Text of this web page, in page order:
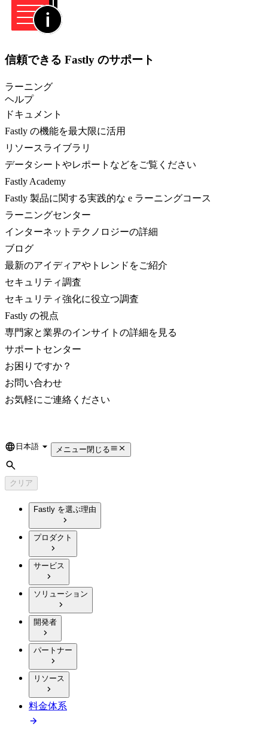
信頼できる Fastly のサポート
ラーニング
ヘルプ
ドキュメント
Fastly の機能を最大限に活用
リソースライブラリ
データシートやレポートなどをご覧ください
Fastly Academy
Fastly 製品に関する実践的な e ラーニングコース
ラーニングセンター
インターネットテクノロジーの詳細
ブログ
最新のアイディアやトレンドをご紹介
セキュリティ調査
セキュリティ強化に役立つ調査
Fastly の視点
専門家と業界のインサイトの詳細を見る
サポートセンター
お困りですか？
お問い合わせ
お気軽にご連絡ください
Language
日本語 メニュー閉じる
検索
クリア
Fastly を選ぶ理由
プロダクト
サービス
ソリューション
開発者
パートナー
リソース
料金体系